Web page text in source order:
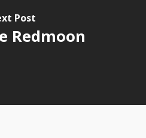
Post
Redmoon